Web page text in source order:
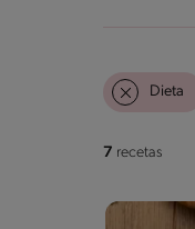
Dieta
7 recetas